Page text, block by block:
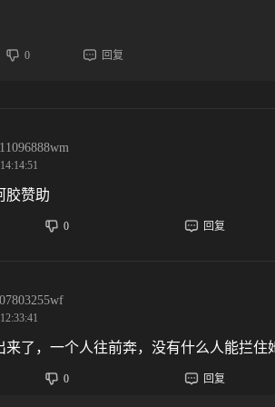
0 回复
胶赞助
0 回复
来了，一个人往前奔，没有什么人能拦住
0 回复